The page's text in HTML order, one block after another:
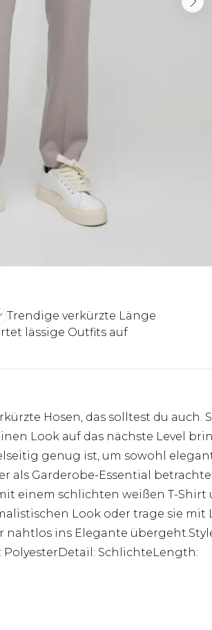
Trendige verkürzte Länge
lässige Outfits auf
Hosen, das solltest du auch.
Look auf das nächste Level
genug ist, um sowohl
als Garderobe-Essential
einem schlichten weißen T-Shirt
Look oder trage sie mit
nahtlos ins Elegante
SchlichteLength: